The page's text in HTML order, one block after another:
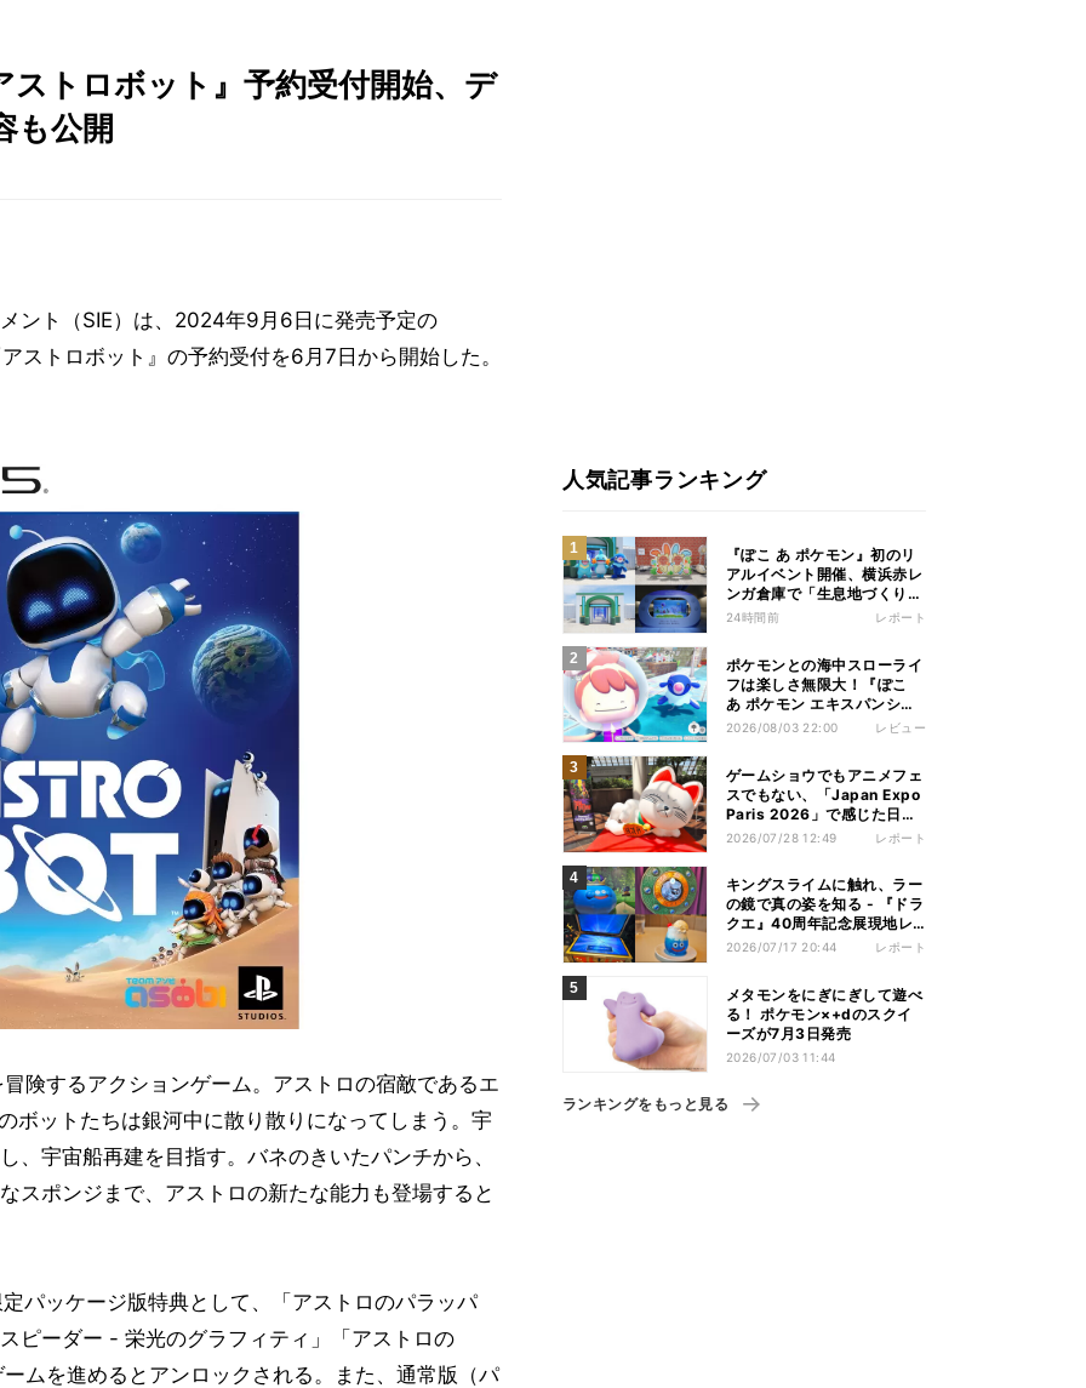
トロボット』予約受付開始、デ
も公開
ント（SIE）は、2024年9月6日に発売予定の
ストロボット』の予約受付を6月7日から開始した。
険するアクションゲーム。アストロの宿敵であるエ
ボットたちは銀河中に散り散りになってしまう。宇
、宇宙船再建を目指す。バネのきいたパンチから、
スポンジまで、アストロの新たな能力も登場すると
パッケージ版特典として、「アストロのパラッパ
ピーダー - 栄光のグラフィティ」「アストロの
ムを進めるとアンロックされる。また、通常版（パ
人気記事ランキング
『ぽこ あ ポケモン』初のリ
アルイベント開催、横浜赤レ
ンガ倉庫で「生息地づくり」
を体験してきた
24時間前 レポート
ポケモンとの海中スローライ
フは楽しさ無限大！『ぽこ
あ ポケモン エキスパンショ
ンパス』を先行プレイ
2026/08/03 22:00 レビュー
ゲームショウでもアニメフェ
スでもない、「Japan Expo
Paris 2026」で感じた日本
文化の熱量
2026/07/28 12:49 レポート
キングスライムに触れ、ラー
の鏡で真の姿を知る - 『ドラ
クエ』40周年記念展現地レ
ポート
2026/07/17 20:44 レポート
メタモンをにぎにぎして遊べ
る！ ポケモン×+dのスクイ
ーズが7月3日発売
2026/07/03 11:44
ランキングをもっと見る